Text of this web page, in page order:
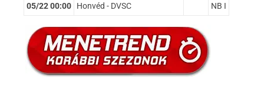
05/22 00:00 Honvéd - DVSC NB I